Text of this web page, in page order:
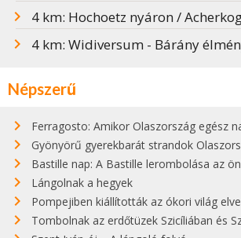
4 km: Hochoetz nyáron /
4 km: Widiversum - Bárány
Népszerű
Ferragosto: Amikor Olaszország egész
Gyönyörű gyerekbarát strandok Olaszországban -
Bastille nap: A Bastille lerombolása az
Lángolnak a hegyek
Pompejiben kiállították az ókori világ elveszett
Tombolnak az erdőtüzek Szicíliában és